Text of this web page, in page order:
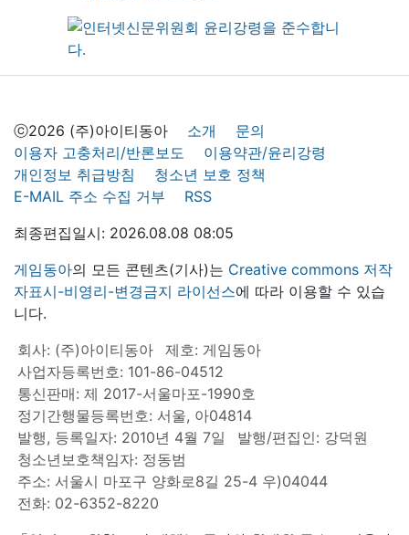
ⓒ2026 (주)아이티동아 소개
문의
이용자 고충처리/반론보도
이용약관/윤리강령
개인정보 취급방침
청소년 보호 정책
E-MAIL 주소 수집 거부
RSS
최종편집일시: 2026.08.08 08:05
게임동아의 모든 콘텐츠(기사)는 Creative commons 저작
자표시-비영리-변경금지 라이선스에 따라 이용할 수 있습
니다.
회사: (주)아이티동아
제호: 게임동아
사업자등록번호: 101-86-04512
통신판매: 제 2017-서울마포-1990호
정기간행물등록번호: 서울, 아04814
발행, 등록일자: 2010년 4월 7일
발행/편집인: 강덕원
청소년보호책임자: 정동범
주소: 서울시 마포구 양화로8길 25-4 우)04044
전화: 02-6352-8220